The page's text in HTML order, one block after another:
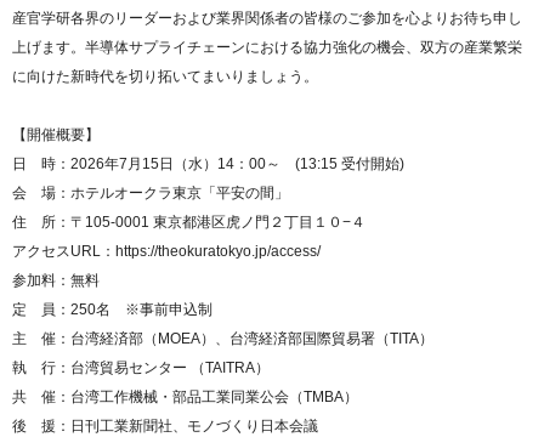
産官学研各界のリーダーおよび業界関係者の皆様のご参加を心よりお待ち申し
上げます。半導体サプライチェーンにおける協力強化の機会、双方の産業繁栄
に向けた新時代を切り拓いてまいりましょう。
【開催概要】
日 時：2026年7月15日（水）14：00～ (13:15 受付開始)
会 場：ホテルオークラ東京「平安の間」
住 所：〒105-0001 東京都港区虎ノ門２丁目１０−４
アクセスURL： https://theokuratokyo.jp/access/
参加料：無料
定 員：250名 ※事前申込制
主 催：台湾経済部（MOEA）、台湾経済部国際貿易署（TITA）
執 行：台湾貿易センター （TAITRA）
共 催：台湾工作機械・部品工業同業公会（TMBA）
後 援：日刊工業新聞社、モノづくり日本会議